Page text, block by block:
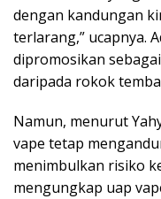
dengan kandungan
terlarang,” ucapnya.
dipromosikan
daripada rokok
Namun, menurut
vape tetap
menimbulkan risiko
mengungkap uap